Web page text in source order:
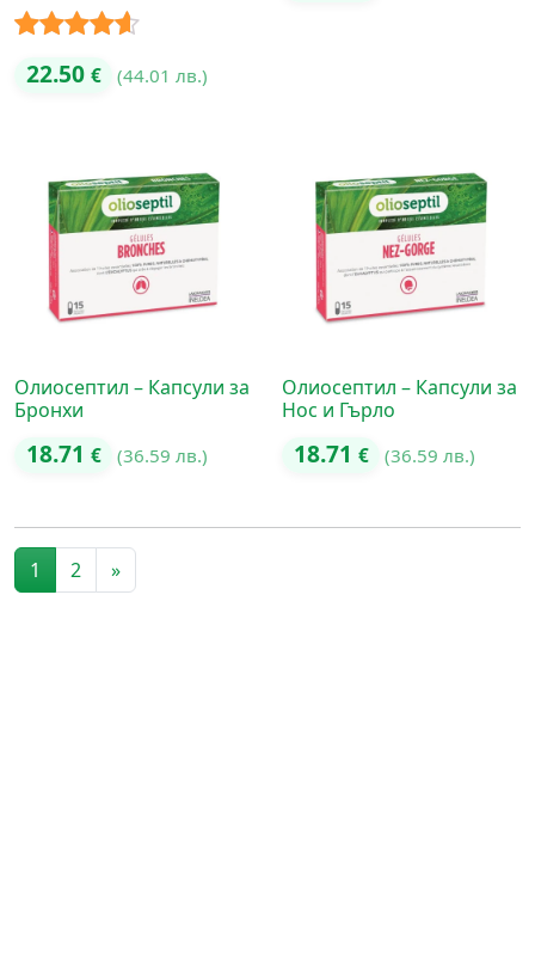
Оценено
22.50 € (44.01 лв.)
Олиосептил – Капсули за
Бронхи
18.71 € (36.59 лв.)
Олиосептил – Капсули за
Нос и Гърло
18.71 € (36.59 лв.)
Posts navigation
1 2 »